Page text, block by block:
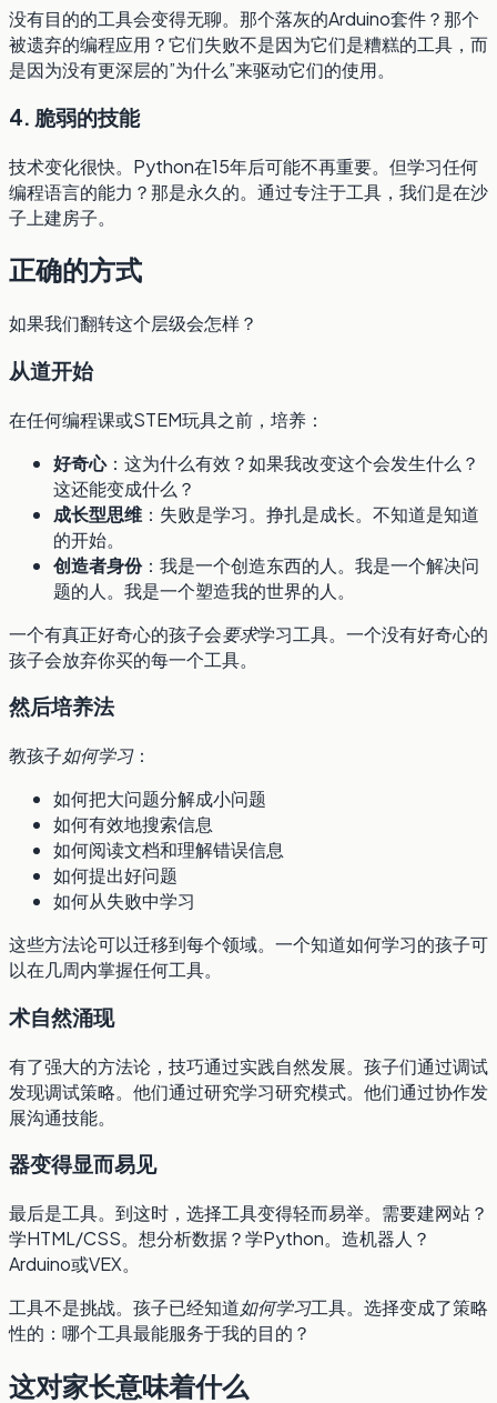
没有目的的工具会变得无聊。那个落灰的Arduino套件？那个
被遗弃的编程应用？它们失败不是因为它们是糟糕的工具，而
是因为没有更深层的”为什么”来驱动它们的使用。
4. 脆弱的技能
技术变化很快。Python在15年后可能不再重要。但学习任何
编程语言的能力？那是永久的。通过专注于工具，我们是在沙
子上建房子。
正确的方式
如果我们翻转这个层级会怎样？
从道开始
在任何编程课或STEM玩具之前，培养：
好奇心：这为什么有效？如果我改变这个会发生什么？
这还能变成什么？
成长型思维 ：失败是学习。挣扎是成长。不知道是知道
的开始。
创造者身份：我是一个创造东西的人。我是一个解决问
题的人。我是一个塑造我的世界的人。
一个有真正好奇心的孩子会要求学习工具。一个没有好奇心的
孩子会放弃你买的每一个工具。
然后培养法
教孩子如何学习：
如何把大问题分解成小问题
如何有效地搜索信息
如何阅读文档和理解错误信息
如何提出好问题
如何从失败中学习
这些方法论可以迁移到每个领域。一个知道如何学习的孩子可
以在几周内掌握任何工具。
术自然涌现
有了强大的方法论，技巧通过实践自然发展。孩子们通过调试
发现调试策略。他们通过研究学习研究模式。他们通过协作发
展沟通技能。
器变得显而易见
最后是工具。到这时，选择工具变得轻而易举。需要建网站？
学HTML/CSS。想分析数据？学Python。造机器人？
Arduino或VEX。
工具不是挑战。孩子已经知道如何学习工具。选择变成了策略
性的：哪个工具最能服务于我的目的？
这对家长意味着什么